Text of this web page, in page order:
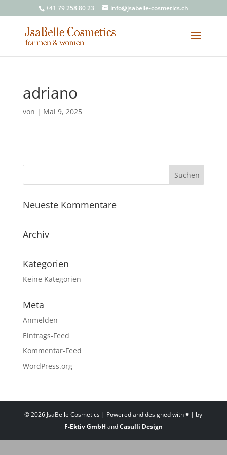
+41 79 258 80 23 info@jsabelle-cosmetics.ch
adriano
von | Mai 9, 2025
Neueste Kommentare
Archiv
Kategorien
Keine Kategorien
Meta
Anmelden
Eintrags-Feed
Kommentar-Feed
WordPress.org
©2026 JsaBelle Cosmetics | Powered and designed with ♥ | by
F-Ektiv GmbH andCasulli Design